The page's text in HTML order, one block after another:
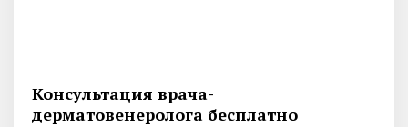
Консультация врача-
дерматовенеролога бесплатно